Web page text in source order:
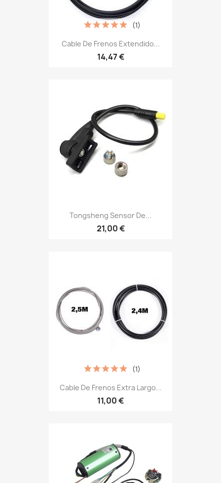
Cable De Frenos Extendido...
14,47 €
(1)
Tongsheng Sensor De...
21,00 €
Cable De Frenos Extra Largo...
11,00 €
(1)